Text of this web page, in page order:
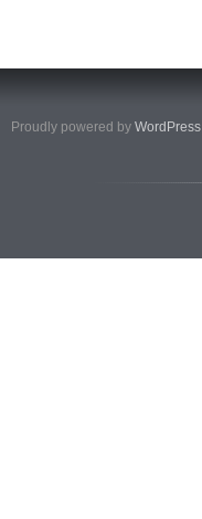
Proudly powered by WordPress